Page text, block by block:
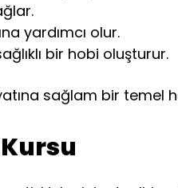
yardımcı olur.
bir hobi oluşturur.
sağlam bir temel